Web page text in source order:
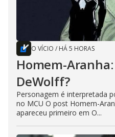
O VÍCIO / HÁ 5 HORAS
Homem-
DeWolff?
Personagem é interpretada
no MCU O post Homem-
apareceu primeiro em O...